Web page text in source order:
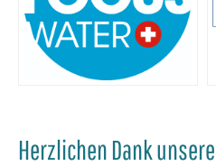
Herzlichen Dank